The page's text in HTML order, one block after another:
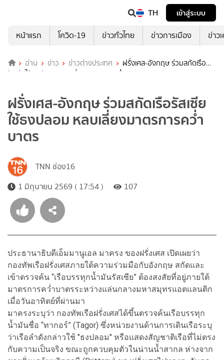
TH
เข้าสู่ระบบ
หน้าแรก
โควิด-19 ข่าวทั่วไทย ข่าวการเมือง ข่าว
อ่าน ข่าว ข่าวต่างประเทศ
ฝรั่งเศส-อังกฤษ ร่วมสกัดเรือ
รัสเซียใช้ธงปลอม หลบเลี่ยงมาตรการคว่ำบาตร
ฝรั่งเศส-อังกฤษ ร่วมสกัดเรือรัสเซีย
ใช้ธงปลอม หลบเลี่ยงมาตรการคว่ำ
บาตร
TNN ช่อง16
1 มิถุนายน 2569 ( 17:54 )
107
ประธานาธิบดีเอ็มมานูเอล มาครง ของฝรั่งเศส เปิดเผยว่า
กองทัพเรือฝรั่งเศสภายใต้ความร่วมมือกับอังกฤษ สกัดและ
เข้าตรวจค้น “เรือบรรทุกน้ำมันรัสเซีย” ต้องสงสัยที่อยู่ภายใต้
มาตรการคว่ำบาตรระหว่างแล่นกลางมหาสมุทรแอตแลนติก
เมื่อวันอาทิตย์ที่ผ่านมา
มาครงระบุว่า กองทัพเรือฝรั่งเศสได้ขึ้นตรวจค้นเรือบรรทุก
น้ำมันชื่อ “ทากอร์” (Tagor) ซึ่งหน่วยงานด้านการเดินเรือระบุ
ว่าเรือลำดังกล่าวใช้ "ธงปลอม" หรือแสดงสัญชาติเรือที่ไม่ตรง
กับความเป็นจริง ขณะถูกควบคุมตัวในน่านน้ำสากล ห่างจาก